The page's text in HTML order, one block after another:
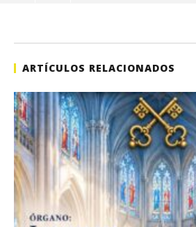
ARTÍCULOS RELACIONADOS